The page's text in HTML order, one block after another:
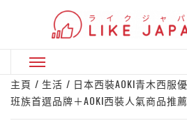
Primary
Menu
主頁 生活
日本西裝AOKI青木西服
班族首選品牌＋AOKI西裝人氣商品推薦